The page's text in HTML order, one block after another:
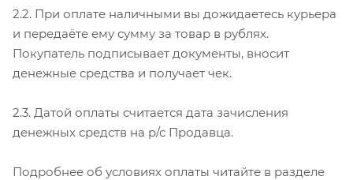
2.2. При оплате наличными вы дожидаетесь курьера
и передаёте ему сумму за товар в рублях.
Покупатель подписывает документы, вносит
денежные средства и получает чек.
2.3. Датой оплаты считается дата зачисления
денежных средств на р/с Продавца.
Подробнее об условиях оплаты читайте в разделе